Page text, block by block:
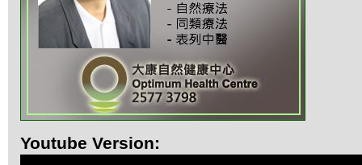
Youtube Version: